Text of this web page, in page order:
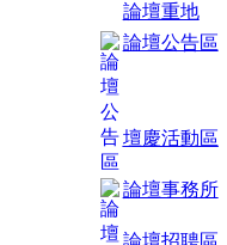
論壇重地
論壇公告區
壇慶活動區
論壇事務所
論壇招聘區